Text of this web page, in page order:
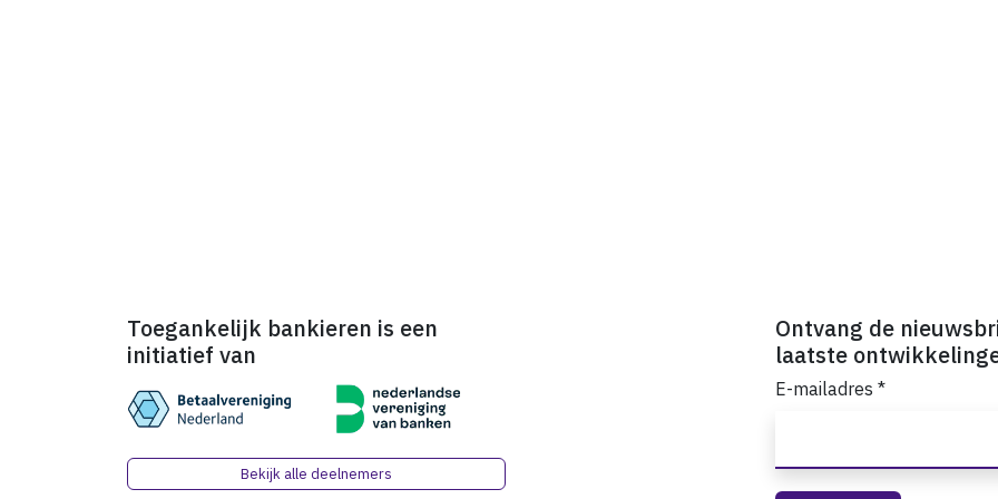
Toegankelijk bankieren is een
initiatief van
Bekijk alle deelnemers
Ontvang de
laatste
E-mailadres *